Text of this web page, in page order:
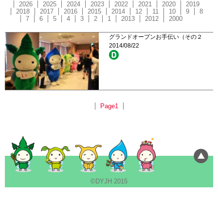
2026 2025 2024 2023 2022 2021 2020
2019
2018
2017 2016 2015 2014 12 11 10 9
8
7
6 5 4 3 2 1 2013 2012 2000
グランドオープンお手伝い（その２
2014/08/22
Page1
©DYJH 2015